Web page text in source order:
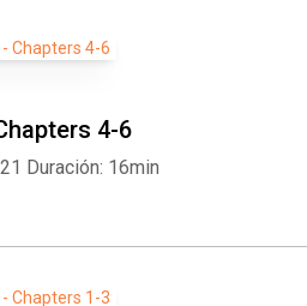
4-6
Duración: 16min